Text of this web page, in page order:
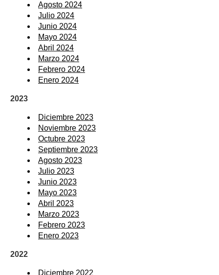
Agosto 2024
Julio 2024
Junio 2024
Mayo 2024
Abril 2024
Marzo 2024
Febrero 2024
Enero 2024
2023
Diciembre 2023
Noviembre 2023
Octubre 2023
Septiembre 2023
Agosto 2023
Julio 2023
Junio 2023
Mayo 2023
Abril 2023
Marzo 2023
Febrero 2023
Enero 2023
2022
Diciembre 2022